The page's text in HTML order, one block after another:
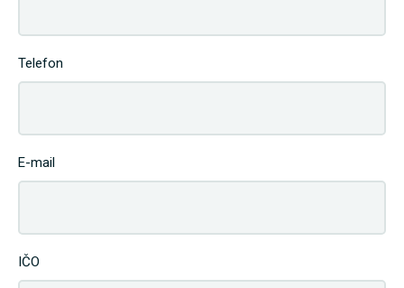
Telefon
E-mail
IČO